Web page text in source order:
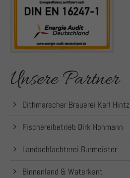
Unsere Partner
Dithmarscher Brauerei Karl Hintz
Fischereibetrieb Dirk Hohmann
Landschlachterei Burmeister
Binnenland & Waterkant